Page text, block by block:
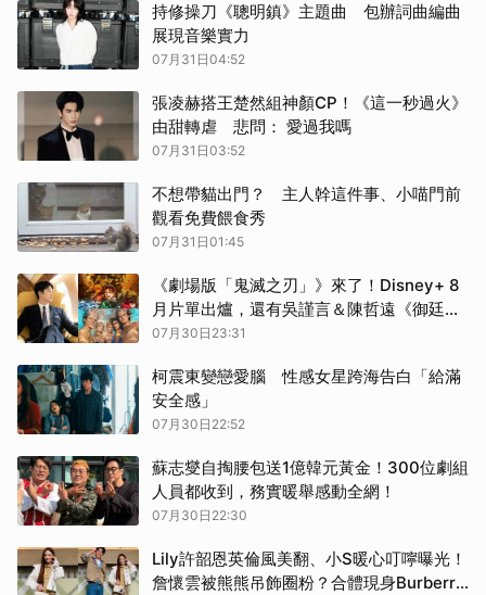
持修操刀《聰明鎮》主題曲 包辦詞曲編曲
展現音樂實力
07月31日04:52
張凌赫搭王楚然組神顏CP！《這一秒過火》
由甜轉虐 悲問： 愛過我嗎
07月31日03:52
不想帶貓出門？ 主人幹這件事、小喵門前
觀看免費餵食秀
07月31日01:45
《劇場版「鬼滅之刃」》來了！Disney+ 8
月片單出爐，還有吳謹言＆陳哲遠《御廷
謠》、《財閥X刑警2》⋯豐富片單可以追！
07月30日23:31
柯震東變戀愛腦 性感女星跨海告白「給滿
安全感」
07月30日22:52
蘇志燮自掏腰包送1億韓元黃金！300位劇組
人員都收到，務實暖舉感動全網！
07月30日22:30
Lily許韶恩英倫風美翻、小S暖心叮嚀曝光！
詹懷雲被熊熊吊飾圈粉？合體現身Burberry